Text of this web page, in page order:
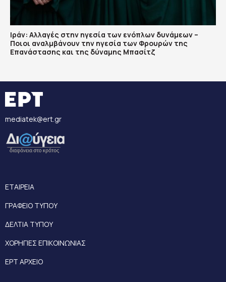
Ιράν: Αλλαγές στην ηγεσία των ενόπλων δυνάμεων –
Ποιοι αναλμβάνουν την ηγεσία των Φρουρών της
Επανάστασης και της δύναμης Μπασίτζ
mediatek@ert.gr
ΕΤΑΙΡΕΙΑ
ΓΡΑΦΕΙΟ ΤΥΠΟΥ
ΔΕΛΤΙΑ ΤΥΠΟΥ
ΧΟΡΗΓΙΕΣ ΕΠΙΚΟΙΝΩΝΙΑΣ
ΕΡΤ ΑΡΧΕΙΟ